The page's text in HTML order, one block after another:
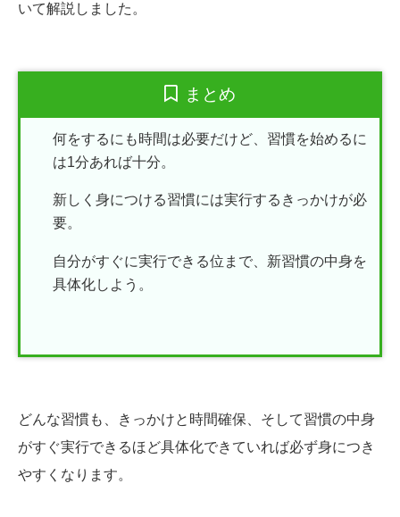
いて解説しました。
まとめ
何をするにも時間は必要だけど、習慣を始めるに
は1分あれば十分。
新しく身につける習慣には実行するきっかけが必
要。
自分がすぐに実行できる位まで、新習慣の中身を
具体化しよう。
どんな習慣も、きっかけと時間確保、そして習慣の中身
がすぐ実行できるほど具体化できていれば必ず身につき
やすくなります。